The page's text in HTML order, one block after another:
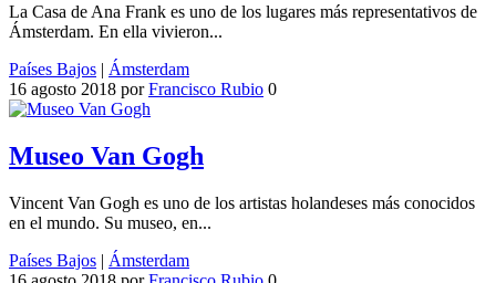
La Casa de Ana Frank es uno de los lugares más representativos de
Ámsterdam. En ella vivieron...
Países Bajos | Ámsterdam
16 agosto 2018 porFrancisco Rubio 0
Museo Van Gogh
Vincent Van Gogh es uno de los artistas holandeses más conocidos
en el mundo. Su museo, en...
Países Bajos | Ámsterdam